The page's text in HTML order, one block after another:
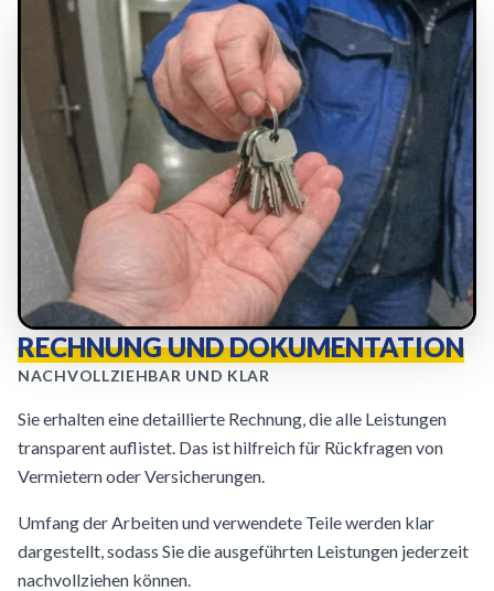
RECHNUNG UND DOKUMENTATION
NACHVOLLZIEHBAR UND KLAR
Sie erhalten eine detaillierte Rechnung, die alle Leistungen
transparent auflistet. Das ist hilfreich für Rückfragen von
Vermietern oder Versicherungen.
Umfang der Arbeiten und verwendete Teile werden klar
dargestellt, sodass Sie die ausgeführten Leistungen jederzeit
nachvollziehen können.